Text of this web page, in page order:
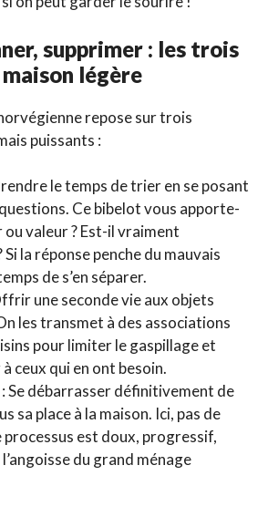
supprimer : les trois
légère
repose sur trois
puissants :
le temps de trier en se posant
Ce bibelot vous apporte-
valeur ? Est-il vraiment
la réponse penche du mauvais
de s’en séparer.
une seconde vie aux objets
les transmet à des associations
pour limiter le gaspillage et
ceux qui en ont besoin.
: Se débarrasser définitivement de
sa place à la maison. Ici, pas de
processus est doux, progressif,
du grand ménage